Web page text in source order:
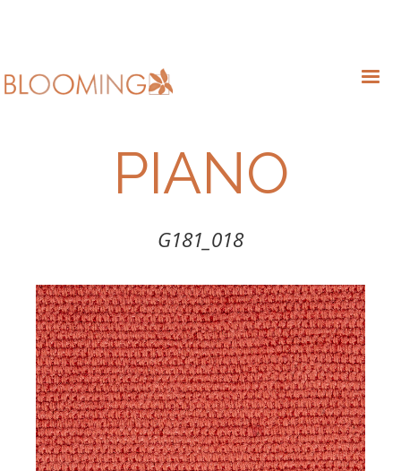
PIANO
G181_018